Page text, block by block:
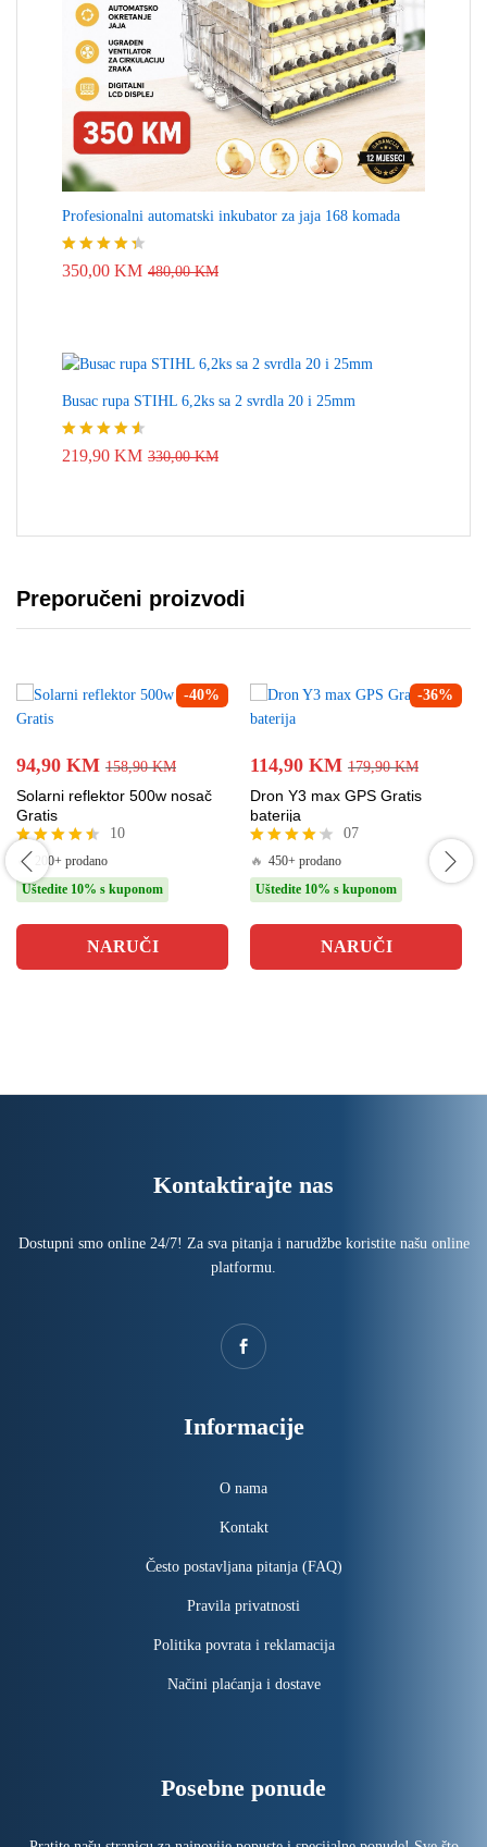
Profesionalni automatski inkubator za jaja 168 komada
Ocjenjeno
350,00 KM 480,00KM
Busac rupa STIHL 6,2ks sa 2 svrdla 20 i 25mm
Ocjenjeno
219,90 KM 330,00KM
Preporučeni proizvodi
-40%
94,90 KM 158,90KM
Solarni reflektor 500w nosač
Gratis
Ocjenjeno
4.40
od 5
10
🔥
200+ prodano
Uštedite 10% s kuponom
NARUČI
-36%
114,90 KM 179,90KM
Dron Y3 max GPS Gratis
baterija
Ocjenjeno
4.14
od 5
07
🔥 450+ prodano
Uštedite 10% s kuponom
NARUČI
Kontaktirajte nas
Dostupni smo online 24/7! Za sva pitanja i narudžbe koristite našu online
platformu.
Informacije
O nama
Kontakt
Često postavljana pitanja (FAQ)
Pravila privatnosti
Politika povrata i reklamacija
Načini plaćanja i dostave
Posebne ponude